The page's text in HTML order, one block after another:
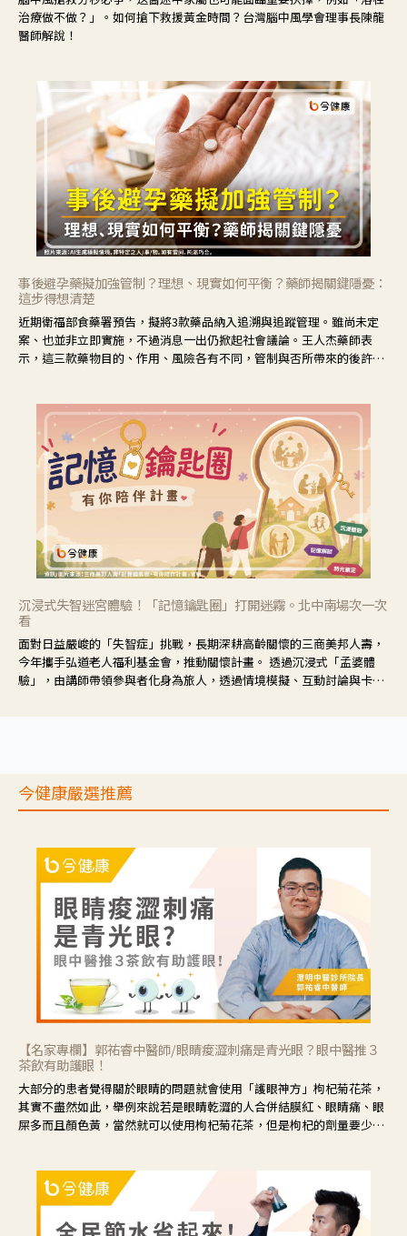
治療做不做？」。如何搶下救援黃金時間？台灣腦中風學會理事長陳龍
醫師解說！
事後避孕藥擬加強管制？理想、現實如何平衡？藥師揭關鍵隱憂：
這步得想清楚
近期衛福部食藥署預告，擬將3款藥品納入追溯與追蹤管理。雖尚未定
案、也並非立即實施，不過消息一出仍掀起社會議論。王人杰藥師表
示，這三款藥物目的、作用、風險各有不同，管制與否所帶來的後許影
沉浸式失智迷宮體驗！「記憶鑰匙圈」打開迷霧。北中南場次一次
看
面對日益嚴峻的「失智症」挑戰，長期深耕高齡關懷的三商美邦人壽，
今年攜手弘道老人福利基金會，推動關懷計畫。 透過沉浸式「孟婆體
驗」，由講師帶領參與者化身為旅人，透過情境模擬、互動討論與卡牌
今健康嚴選推薦
【名家專欄】郭祐睿中醫師/眼睛痠澀刺痛是青光眼？眼中醫推３
茶飲有助護眼！
大部分的患者覺得關於眼睛的問題就會使用「護眼神方」枸杞菊花茶，
其實不盡然如此，舉例來說若是眼睛乾澀的人合併結膜紅、眼睛痛、眼
屎多而且顏色黃，當然就可以使用枸杞菊花茶，但是枸杞的劑量要少，
候就要使用菊花、金銀花來治療；假如單純的眼睛乾澀，結膜沒有紅，
眼睛周圍沒有眼屎，這種情況是屬於「陰虛」，就可以使用枸杞、蓮
藕、麥門冬、山藥等比較滋潤的藥材，效果就更顯著。